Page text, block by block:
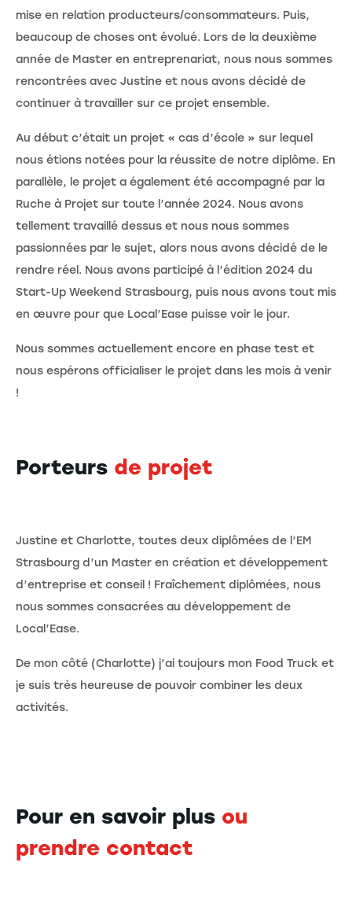
mise en relation producteurs/consommateurs. Puis,
beaucoup de choses ont évolué. Lors de la deuxième
année de Master en entreprenariat, nous nous sommes
rencontrées avec Justine et nous avons décidé de
continuer à travailler sur ce projet ensemble.
Au début c’était un projet « cas d’école » sur lequel
nous étions notées pour la réussite de notre diplôme. En
parallèle, le projet a également été accompagné par la
Ruche à Projet sur toute l’année 2024. Nous avons
tellement travaillé dessus et nous nous sommes
passionnées par le sujet, alors nous avons décidé de le
rendre réel. Nous avons participé à l’édition 2024 du
Start-Up Weekend Strasbourg, puis nous avons tout mis
en œuvre pour que Local’Ease puisse voir le jour.
Nous sommes actuellement encore en phase test et
nous espérons officialiser le projet dans les mois à venir
!
Porteurs de projet
Justine et Charlotte, toutes deux diplômées de l’EM
Strasbourg d’un Master en création et développement
d’entreprise et conseil ! Fraîchement diplômées, nous
nous sommes consacrées au développement de
Local’Ease.
De mon côté (Charlotte) j’ai toujours mon Food Truck et
je suis très heureuse de pouvoir combiner les deux
activités.
Pour en savoir plus ou
prendre contact